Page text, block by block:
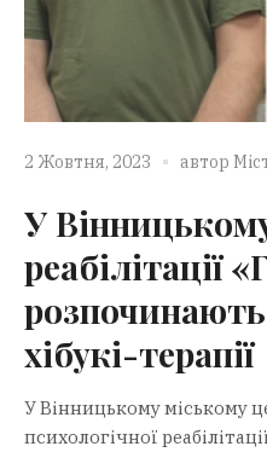
2 Жовтня, 2023 автор
У
реабілітації
хібукі-терапії
У Вінницькому міському
психологічної